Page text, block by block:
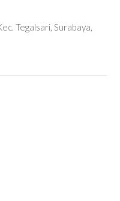
Tegalsari, Surabaya,